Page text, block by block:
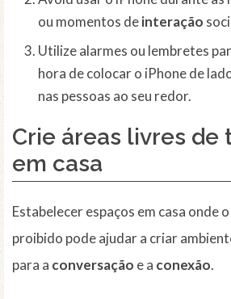
ou momentos deinteração
Utilize alarmes ou lembretes
hora de colocar o iPhone de
nas pessoas ao seu redor.
Crie áreas livres de
em casa
Estabelecer espaços em casa onde
proibido pode ajudar a criar
para a conversação e a conexão.